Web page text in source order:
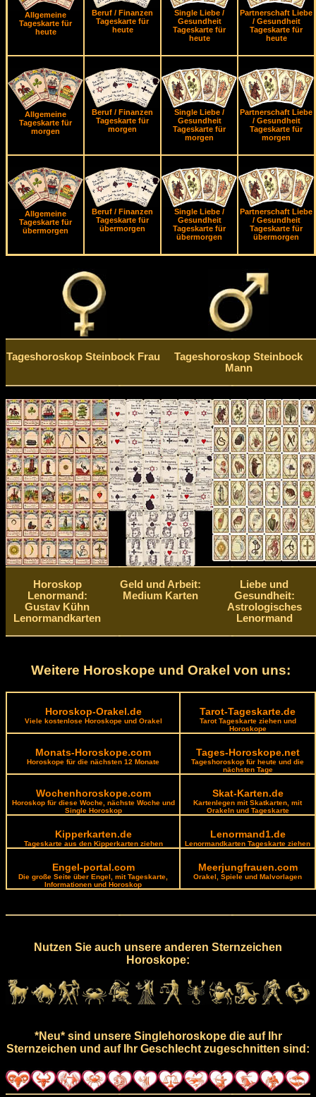
Allgemeine
Tageskarte für
heute
Beruf / Finanzen
Tageskarte für
heute
Single Liebe /
Gesundheit
Tageskarte für
heute
Partnerschaft Liebe
/ Gesundheit
Tageskarte für
heute
Allgemeine
Tageskarte für
morgen
Beruf / Finanzen
Tageskarte für
morgen
Single Liebe /
Gesundheit
Tageskarte für
morgen
Partnerschaft Liebe
/ Gesundheit
Tageskarte für
morgen
Allgemeine
Tageskarte für
übermorgen
Beruf / Finanzen
Tageskarte für
übermorgen
Single Liebe /
Gesundheit
Tageskarte für
übermorgen
Partnerschaft Liebe
/ Gesundheit
Tageskarte für
übermorgen
Tageshoroskop Steinbock Frau
Tageshoroskop Steinbock
Mann
Horoskop
Lenormand:
Gustav Kühn
Lenormandkarten
Geld und Arbeit:
Medium Karten
Liebe und
Gesundheit:
Astrologisches
Lenormand
Weitere Horoskope und Orakel von uns:
Horoskop-Orakel.de
Viele kostenlose Horoskope und Orakel
Tarot-Tageskarte.de
Tarot Tageskarte ziehen und
Horoskope
Monats-Horoskope.com
Horoskope für die nächsten 12 Monate
Tages-Horoskope.net
Tageshoroskop für heute und die
nächsten Tage
Wochenhoroskope.com
Horoskop für diese Woche, nächste Woche und
Single Horoskop
Skat-Karten.de
Kartenlegen mit Skatkarten, mit
Orakeln und Tageskarte
Kipperkarten.de
Tageskarte aus den Kipperkarten ziehen
Lenormand1.de
Lenormandkarten Tageskarte ziehen
Engel-portal.com
Die große Seite über Engel, mit Tageskarte,
Informationen und Horoskop
Meerjungfrauen.com
Orakel, Spiele und Malvorlagen
Nutzen Sie auch unsere anderen Sternzeichen
Horoskope:
*Neu* sind unsere Singlehoroskope die auf Ihr
Sternzeichen und auf Ihr Geschlecht zugeschnitten sind: